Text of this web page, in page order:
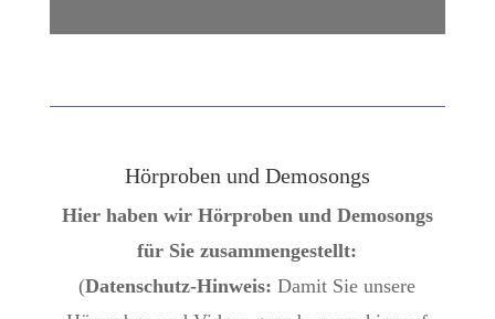
Hörproben und Demosongs
Hier haben wir Hörproben und Demosongs
für Sie zusammengestellt:
(Datenschutz-Hinweis: Damit Sie unsere